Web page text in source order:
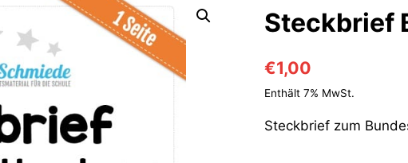
Steckbrief
€1,00
Enthält 7% MwSt.
Steckbrief zum